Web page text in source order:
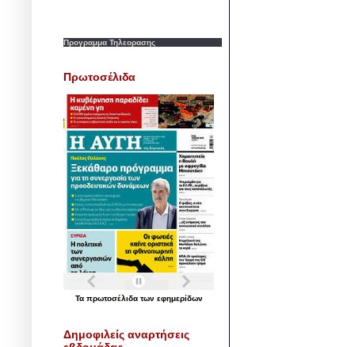
Προγραμμα Τηλεορασης
Πρωτοσέλιδα
Τα πρωτοσέλιδα των εφημερίδων
Δημοφιλείς αναρτήσεις